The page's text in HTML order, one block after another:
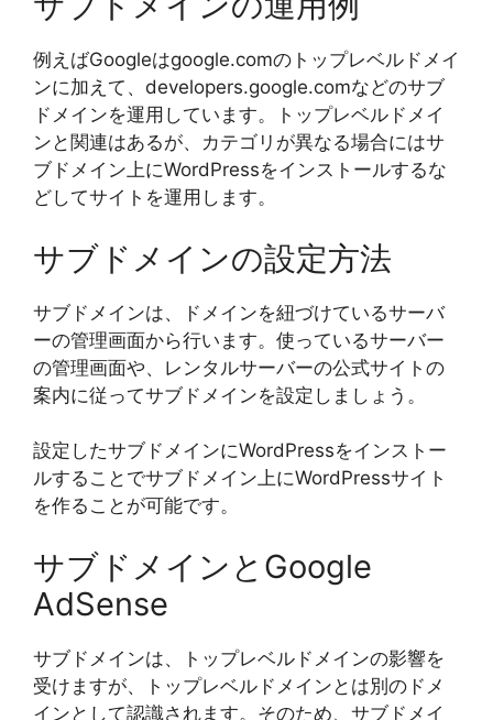
例えばGoogleはgoogle.comのトップレベルドメイ
ンに加えて、developers.google.comなどのサブ
ドメインを運用しています。トップレベルドメイ
ンと関連はあるが、カテゴリが異なる場合にはサ
ブドメイン上にWordPressをインストールするな
どしてサイトを運用します。
サブドメインの設定方法
サブドメインは、ドメインを紐づけているサーバ
ーの管理画面から行います。使っているサーバー
の管理画面や、レンタルサーバーの公式サイトの
案内に従ってサブドメインを設定しましょう。
設定したサブドメインにWordPressをインストー
ルすることでサブドメイン上にWordPressサイト
を作ることが可能です。
サブドメインとGoogle
AdSense
サブドメインは、トップレベルドメインの影響を
受けますが、トップレベルドメインとは別のドメ
インとして認識されます。そのため、サブドメイ